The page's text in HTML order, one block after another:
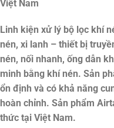
Việt Nam
Linh kiện xử lý bộ lọc khí
nén, xi lanh – thiết bị
nén, nối nhanh, ống dẫn
minh bằng khí nén. Sản
ổn định và có khả năng
hoàn chỉnh. Sản phẩm
thức tại Việt Nam.